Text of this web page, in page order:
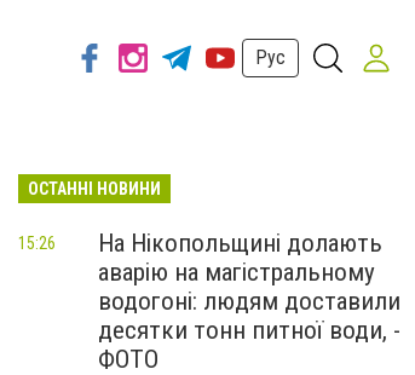
Рус
ОСТАННІ НОВИНИ
На Нікопольщині долають
аварію на магістральному
водогоні: людям доставили
десятки тонн питної води, -
ФОТО
15:26